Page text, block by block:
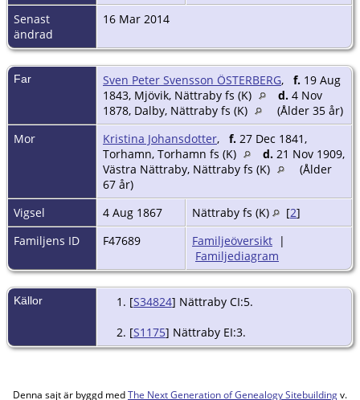
Senast
ändrad
16 Mar 2014
Far Sven Peter Svensson ÖSTERBERG, f. 19 Aug
1843, Mjövik, Nättraby fs (K)
d. 4 Nov
1878, Dalby, Nättraby fs (K)
(Ålder 35 år)
Mor
Kristina Johansdotter, f. 27 Dec 1841,
Torhamn, Torhamn fs (K)
d. 21 Nov 1909,
Västra Nättraby, Nättraby fs (K)
(Ålder
67 år)
Vigsel
4 Aug 1867 Nättraby fs (K) [2]
Familjens ID
F47689 Familjeöversikt |
Familjediagram
Källor [S34824] Nättraby CI:5.
[S1175] Nättraby EI:3.
Denna sajt är byggd medThe Next Generation of Genealogy Sitebuildingv.